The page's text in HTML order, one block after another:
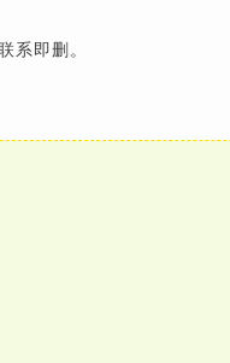
系即删。